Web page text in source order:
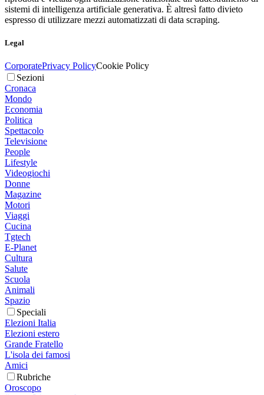
sistemi di intelligenza artificiale generativa. È altresì fatto divieto
espresso di utilizzare mezzi automatizzati di data scraping.
Legal
CorporatePrivacy PolicyCookie Policy
Sezioni
Cronaca
Mondo
Economia
Politica
Spettacolo
Televisione
People
Lifestyle
Videogiochi
Donne
Magazine
Motori
Viaggi
Cucina
Tgtech
E-Planet
Cultura
Salute
Scuola
Animali
Spazio
Speciali
Elezioni Italia
Elezioni estero
Grande Fratello
L'isola dei famosi
Amici
Rubriche
Oroscopo